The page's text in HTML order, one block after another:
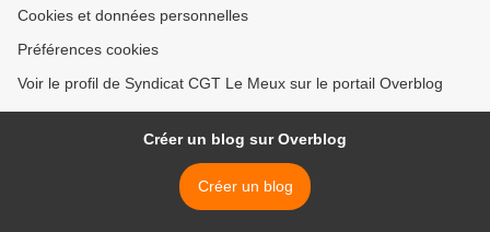
Cookies et données personnelles
Préférences cookies
Voir le profil de Syndicat CGT Le Meux sur le portail Overblog
Créer un blog sur Overblog
Créer un blog